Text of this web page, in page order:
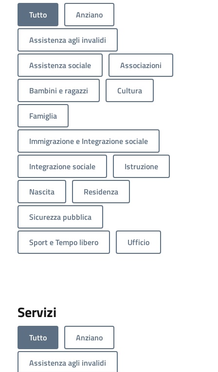
Tutto Anziano
Assistenza agli invalidi
Assistenza sociale Associazioni
Bambini e ragazzi Cultura
Famiglia
Immigrazione e Integrazione sociale
Integrazione sociale Istruzione
Nascita Residenza
Sicurezza pubblica
Sport e Tempo libero Ufficio
Servizi
Tutto Anziano
Assistenza agli invalidi